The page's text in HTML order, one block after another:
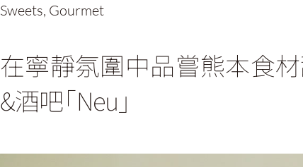
Sweets, Gourmet
在寧靜氛圍中品嘗熊本食
&酒吧「Neu」